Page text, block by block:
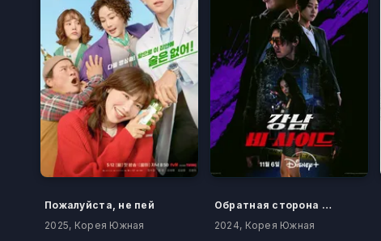
Пожалуйста, не пей
2025, Корея Южная
Обратная сторона Каннама
2024, Корея Южная